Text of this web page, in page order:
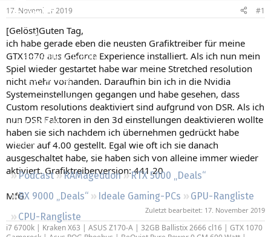
Forum
Aktuelles
Empfohlene Inhalte
Neue Beiträge
Neueste Aktivitäten
Leserartikel
Regeln
Podcast RAMageddon
RTX 5000 „Deals“
RX 9000 „Deals“
Ideale Gaming-PCs
GPU-Rangliste
CPU-Rangliste
e
r
l
t
a
17. November 2019 #1
[Gelöst]Guten Tag,
ich habe gerade eben die neusten Grafiktreiber für meine
GTX1070 aus Geforce Experience installiert. Als ich nun mein
Spiel wieder gestartet habe war meine Stretched resolution
nicht mehr vorhanden. Daraufhin bin ich in die Nvidia
Systemeinstellungen gegangen und habe gesehen, dass
Custom resolutions deaktiviert sind aufgrund von DSR. Als ich
nun DSR Faktoren in den 3d einstellungen deaktivieren wollte
haben sie sich nachdem ich übernehmen gedrückt habe
wieder auf 4.00 gestellt. Egal wie oft ich sie danach
ausgeschaltet habe, sie haben sich von alleine immer wieder
aktiviert. Grafiktreiberversion: 441.20
MfG
Zuletzt bearbeitet: 17. November 2019
i7 6700k | Kraken X63 | ASUS Z170-A | 32GB Ballistix 2666 cl16 | GTX 1070